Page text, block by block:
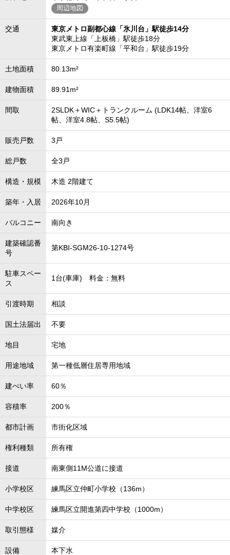
周辺地図
交通
東京メトロ副都心線「氷川台」駅徒歩14分
東武東上線「上板橋」駅徒歩18分
東京メトロ有楽町線「平和台」駅徒歩19分
土地面積 80.13m²
建物面積 89.91m²
間取
2SLDK＋WIC＋トランクルーム (LDK14帖、洋室6
帖、洋室4.8帖、S5.5帖)
販売戸数 3戸
総戸数 全3戸
構造・規模 木造 2階建て
築年・入居 2026年10月
バルコニー 南向き
建築確認番
号
第KBI-SGM26-10-1274号
駐車スペー
ス
1台(車庫) 料金：無料
引渡時期 相談
国土法届出 不要
地目 宅地
用途地域 第一種低層住居専用地域
建ぺい率 60％
容積率 200％
都市計画 市街化区域
権利種類 所有権
接道 南東側11M公道に接道
小学校区 練馬区立仲町小学校（136m）
中学校区 練馬区立開進第四中学校（1000m）
取引態様 媒介
設備
本下水